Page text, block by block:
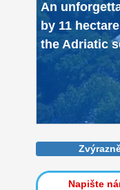
An
by 11
the Adriatic
Napište